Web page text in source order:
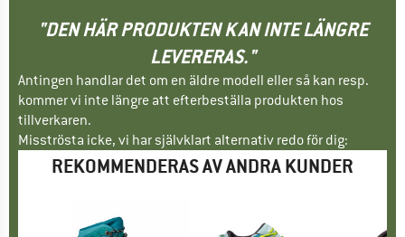
"DEN HÄR PRODUKTEN KAN INTE LÄNGRE
LEVERERAS."
Antingen handlar det om en äldre modell eller så kan resp.
kommer vi inte längre att efterbeställa produkten hos
tillverkaren.
Misströsta icke, vi har självklart alternativ redo för dig:
REKOMMENDERAS AV ANDRA KUNDER